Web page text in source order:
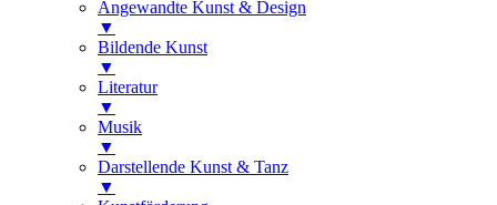
Angewandte Kunst & Design
▼
Bildende Kunst
▼
Literatur
▼
Musik
▼
Darstellende Kunst & Tanz
▼